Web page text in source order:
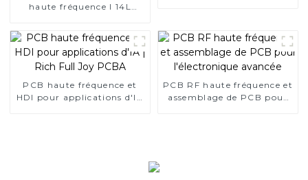
haute fréquence I 14L
PCB haute fréquence et
HDI pour applications d'IA
PCB RF haute fréquence et
assemblage de PCB pour